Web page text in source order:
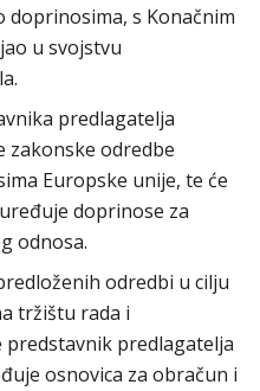
s Konačnim
u svojstvu
predlagatelja
zakonske odredbe
Europske unije, te će
doprinose za
odnosa.
odredbi u cilju
tržištu rada i
predstavnik predlagatelja
osnovica za obračun i